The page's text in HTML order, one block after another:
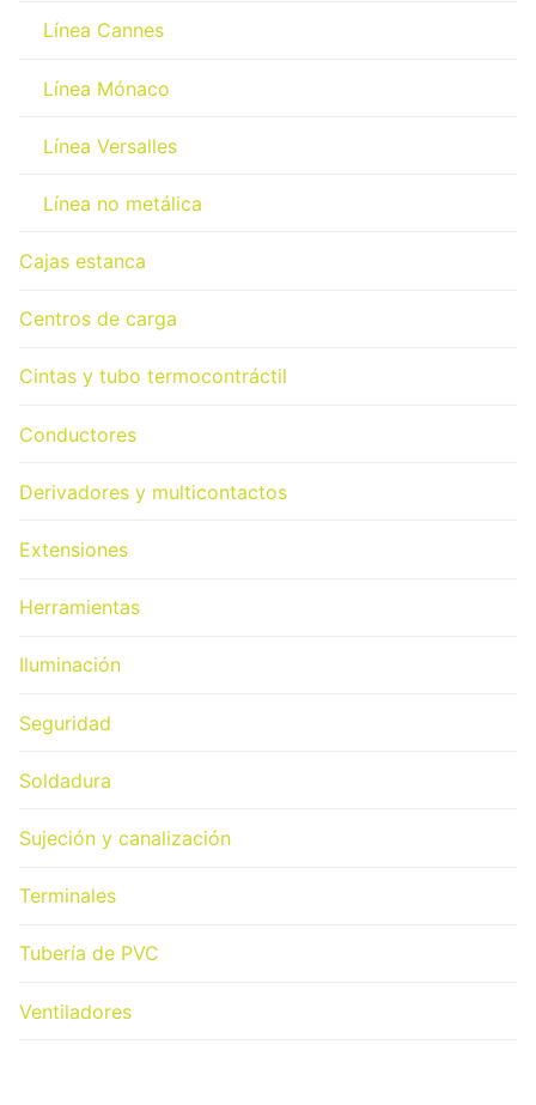
Línea Cannes
Línea Mónaco
Línea Versalles
Línea no metálica
Cajas estanca
Centros de carga
Cintas y tubo termocontráctil
Conductores
Derivadores y multicontactos
Extensiones
Herramientas
Iluminación
Seguridad
Soldadura
Sujeción y canalización
Terminales
Tubería de PVC
Ventiladores